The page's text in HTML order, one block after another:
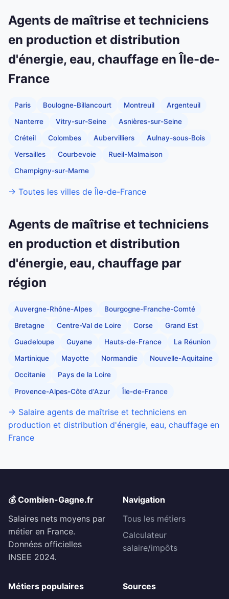
Agents de maîtrise et techniciens
en production et distribution
d'énergie, eau, chauffage en Île-de-
France
Paris Boulogne-Billancourt Montreuil Argenteuil
Nanterre Vitry-sur-Seine Asnières-sur-Seine
Créteil Colombes Aubervilliers Aulnay-sous-Bois
Versailles Courbevoie Rueil-Malmaison
Champigny-sur-Marne
→ Toutes les villes de Île-de-France
Agents de maîtrise et techniciens
en production et distribution
d'énergie, eau, chauffage par
région
Auvergne-Rhône-Alpes Bourgogne-Franche-Comté
Bretagne Centre-Val de Loire Corse Grand Est
Guadeloupe Guyane Hauts-de-France La Réunion
Martinique Mayotte Normandie Nouvelle-Aquitaine
Occitanie Pays de la Loire
Provence-Alpes-Côte d'Azur Île-de-France
→ Salaire agents de maîtrise et techniciens en
production et distribution d'énergie, eau, chauffage en
France
💰 Combien-Gagne.fr
Salaires nets moyens par
métier en France.
Données officielles
INSEE 2024.
Navigation
Tous les métiers
Calculateur
salaire/impôts
Métiers populaires Sources